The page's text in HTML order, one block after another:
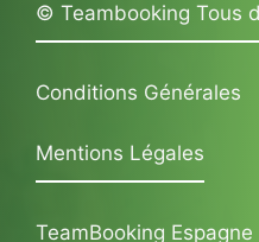
© Teambooking Tous
Conditions Générales
Mentions Légales
TeamBooking Espagne